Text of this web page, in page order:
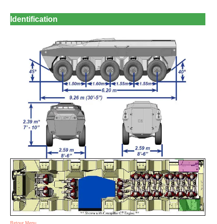
Identification